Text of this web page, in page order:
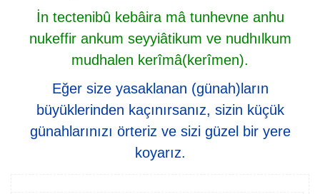
İn tectenibû kebâira mâ tunhevne anhu
nukeffir ankum seyyiâtikum ve nudhılkum
mudhalen kerîmâ(kerîmen).
Eğer size yasaklanan (günah)ların
büyüklerinden kaçınırsanız, sizin küçük
günahlarınızı örteriz ve sizi güzel bir yere
koyarız.